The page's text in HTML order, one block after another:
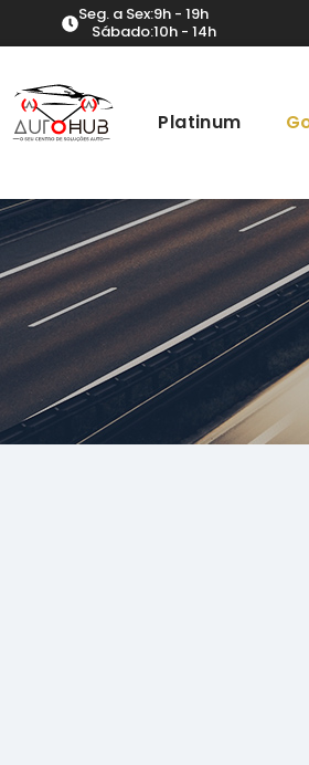
Seg. a Sex:
Sábado:
9h - 19h
10h - 14h
Platinum